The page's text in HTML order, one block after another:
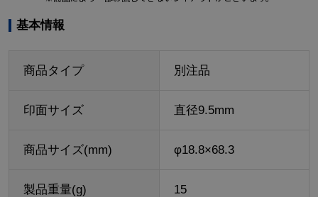
基本情報
商品タイプ 別注品
印面サイズ 直径9.5mm
商品サイズ(mm) φ18.8×68.3
製品重量(g) 15